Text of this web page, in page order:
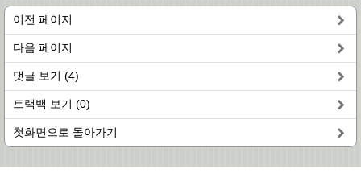
이전 페이지
다음 페이지
댓글 보기 (4)
트랙백 보기 (0)
첫화면으로 돌아가기